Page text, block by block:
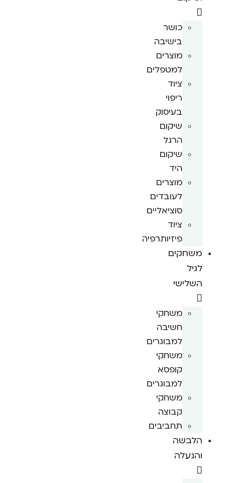
כושר
בישיבה
מוצרים
למטפלים
ציוד
ריפוי
בעיסוק
שיקום
הרגל
שיקום
היד
מוצרים
לעובדים
סוציאליים
ציוד
פיזיותרפיה
משחקים
לגיל
השלישי
משחקי
חשיבה
למבוגרים
משחקי
קופסא
למבוגרים
משחקי
קבוצה
תחביבים
הלבשה
והנעלה